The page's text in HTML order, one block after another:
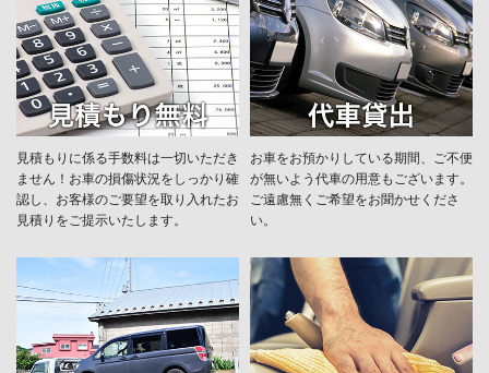
見積もりに係る手数料は一切いただき
ません！お車の損傷状況をしっかり確
認し、お客様のご要望を取り入れたお
見積りをご提示いたします。
お車をお預かりしている期間、ご不便
が無いよう代車の用意もございます。
ご遠慮無くご希望をお聞かせくださ
い。